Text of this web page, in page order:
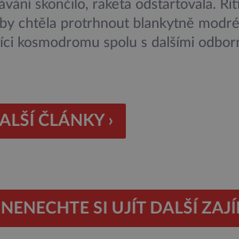
skončilo, raketa odstartovala.
chtěla protrhnout blankytně
kosmodromu spolu s dalšími
vesmírných misí, […]
ČLÁNKY ›
NENECHTE SI UJÍT DALŠÍ